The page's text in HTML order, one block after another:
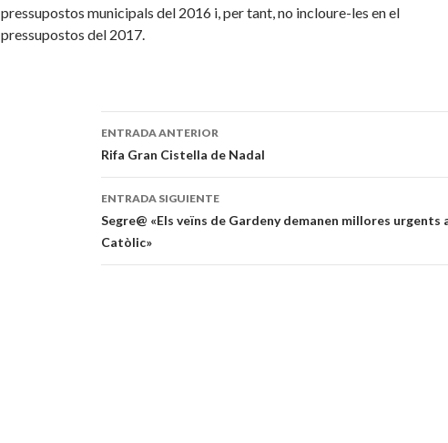
pressupostos municipals del 2016 i, per tant, no incloure-les en el
pressupostos del 2017.
Navegación
de
entradas
ENTRADA ANTERIOR
Rifa Gran Cistella de Nadal
ENTRADA SIGUIENTE
Segre@ «Els veïns de Gardeny demanen millores urgents
Catòlic»